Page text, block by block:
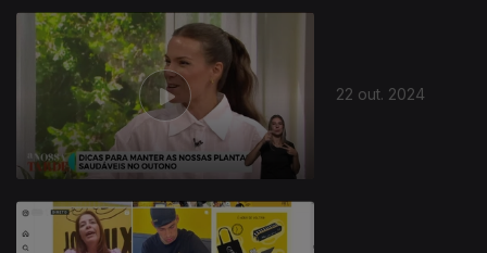
22 out. 2024
802967